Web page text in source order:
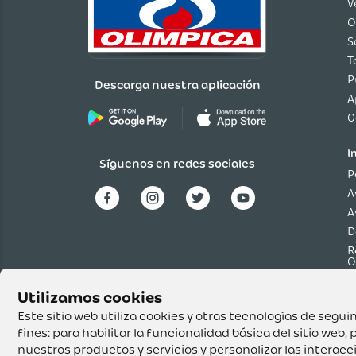
Este sitio web utiliza cookies y otras tecnologías de
fines: para habilitar la funcionalidad básica del sitio web,
nuestros productos y servicios y personalizar las
Descarga nuestra aplicación
Síguenos en redes sociales